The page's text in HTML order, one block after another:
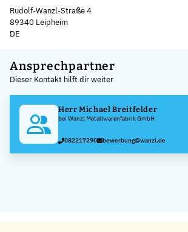
Rudolf-Wanzl-Straße 4
89340 Leipheim
DE
+
−
Ansprechpartner
Dieser Kontakt hilft dir weiter
Herr Michael Breitfelder
bei Wanzl Metallwarenfabrik GmbH
082217290 bewerbung@wanzl.de